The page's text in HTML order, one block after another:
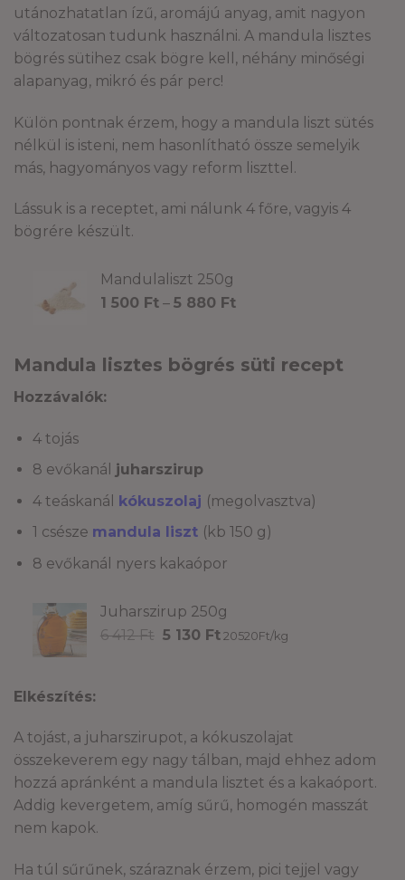
utánozhatatlan ízű, aromájú anyag, amit nagyon
változatosan tudunk használni. A mandula lisztes
bögrés sütihez csak bögre kell, néhány minőségi
alapanyag, mikró és pár perc!
Külön pontnak érzem, hogy a mandula liszt sütés
nélkül is isteni, nem hasonlítható össze semelyik
más, hagyományos vagy reform liszttel.
Lássuk is a receptet, ami nálunk 4 főre, vagyis 4
bögrére készült.
Mandulaliszt 250g
1 500 Ft – 5 880 FtÁrtartomány:
Mandula lisztes bögrés süti recept
Hozzávalók:
4 tojás
8 evőkanál juharszirup
4 teáskanál kókuszolaj (megolvasztva)
1 csésze mandula liszt (kb 150 g)
8 evőkanál nyers kakaópor
Juharszirup 250g
6 412Ft Original
5 130 FtCurrent
20520Ft/kg
Elkészítés:
A tojást, a juharszirupot, a kókuszolajat
összekeverem egy nagy tálban, majd ehhez adom
hozzá apránként a mandula lisztet és a kakaóport.
Addig kevergetem, amíg sűrű, homogén masszát
nem kapok.
Ha túl sűrűnek, száraznak érzem, pici tejjel vagy